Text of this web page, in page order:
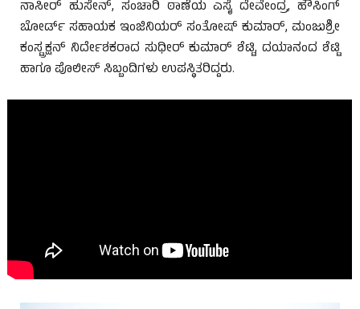
ನಾಸೀರ್ ಹುಸೇನ್, ಸಂಚಾರಿ ಠಾಣೆಯ ಎಸೈ ದೇವೇಂದ್ರ, ಹೌಸಿಂಗ್
ಬೋರ್ಡ್ ಸಹಾಯಕ ಇಂಜಿನಿಯರ್ ಸಂತೋಷ್ ಕುಮಾರ್, ಮಂಜುಶ್ರೀ
ಕಂಸ್ಟ್ರಕ್ಷನ್ ನಿರ್ದೇಶಕರಾದ ಸುಧೀರ್ ಕುಮಾರ್ ಶೆಟ್ಟಿ, ದಯಾನಂದ ಶೆಟ್ಟಿ
ಹಾಗೂ ಪೊಲೀಸ್ ಸಿಬ್ಬಂದಿಗಳು ಉಪಸ್ಥಿತರಿದ್ದರು.